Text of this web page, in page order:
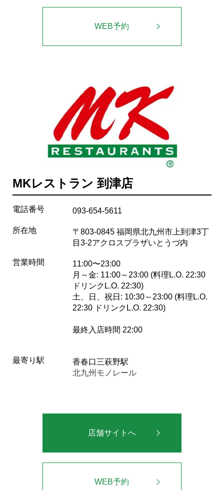
WEB予約
MKレストラン 到津店
電話番号 093-654-5611
所在地
〒803-0845 福岡県北九州市上到津3丁
目3-2アクロスプラザいとうづ内
営業時間
11:00〜23:00
月～金: 11:00～23:00 (料理L.O. 22:30
ドリンクL.O. 22:30)
土、日、祝日: 10:30～23:00 (料理L.O.
22:30 ドリンクL.O. 22:30)
最終入店時間 22:00
最寄り駅
香春口三萩野駅
北九州モノレール
店舗サイトへ
WEB予約